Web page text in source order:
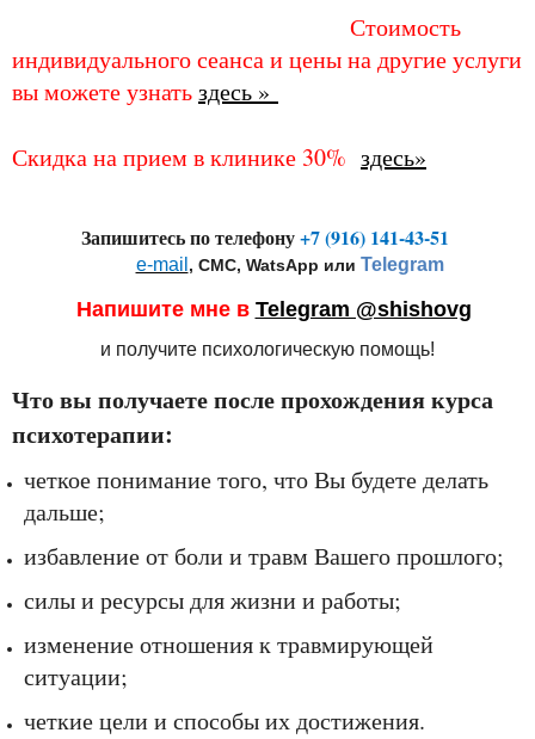
Стоимость
индивидуального сеанса и цены на другие услуги
вы можете узнатьздесь »
Скидка на прием в клинике 30% здесь»
Запишитесь по телефону+7 (916) 141-43-51
e-mail , СМС, WatsApp или Telegram
Напишите мне в Telegram @shishovg
и получите психологическую помощь!
Что вы получаете после прохождения курса
психотерапии:
четкое понимание того, что Вы будете делать
дальше;
избавление от боли и травм Вашего прошлого;
силы и ресурсы для жизни и работы;
изменение отношения к травмирующей
ситуации;
четкие цели и способы их достижения.